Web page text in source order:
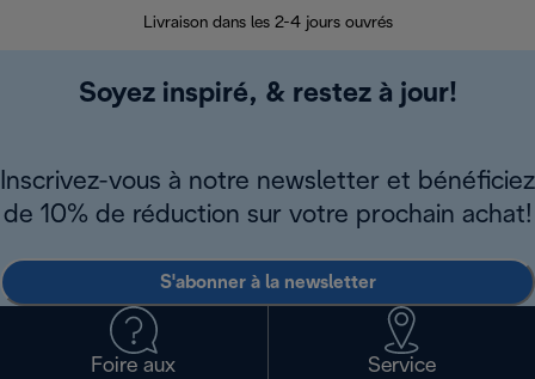
Livraison dans les 2-4 jours ouvrés
Soyez inspiré, & restez à jour!
Inscrivez-vous à notre newsletter et bénéficiez
de 10% de réduction sur votre prochain achat!
S'abonner à la newsletter
Foire aux
Service